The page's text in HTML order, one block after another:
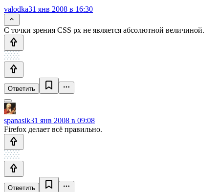
valodka31 янв 2008 в 16:30
С точки зрения CSS px не является абсолютной величиной.
Ответить
spanasik31 янв 2008 в 09:08
Firefox делает всё правильно.
Ответить